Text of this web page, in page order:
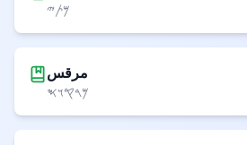
𐤌𐤕𐤉
مرقس
𐤌𐤓𐤒𐤅𐤎